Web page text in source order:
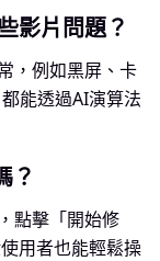
影片問題？
，例如黑屏、卡
能透過AI演算法
？
點擊「開始修
用者也能輕鬆操